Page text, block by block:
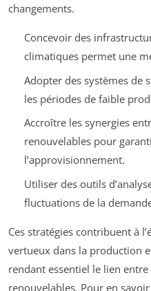
changements.
Concevoir des
climatiques permet une
Adopter des systèmes de
les périodes de faible
Accroître les synergies
renouvelables pour
l’approvisionnement.
Utiliser des outils
fluctuations de la
Ces stratégies contribuent à
vertueux dans la production
rendant essentiel le lien
renouvelables. Pour en